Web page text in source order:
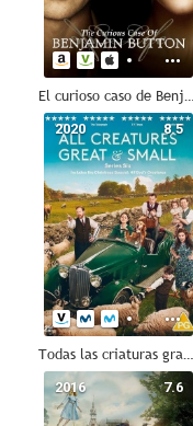
El curioso caso de Benjamin Button
8.5
2020
Todas las criaturas grandes y pequeñas
7.6
2016